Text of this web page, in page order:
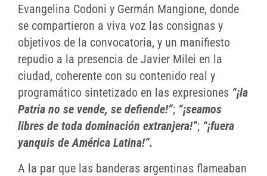
Evangelina Codoni y Germán Mangione, donde
se compartieron a viva voz las consignas y
objetivos de la convocatoria, y un manifiesto
repudio a la presencia de Javier Milei en la
ciudad, coherente con su contenido real y
programático sintetizado en las expresiones “¡la
Patria no se vende, se defiende!”; “¡seamos
libres de toda dominación extranjera!”; “¡fuera
yanquis de América Latina!”.
A la par que las banderas argentinas flameaban